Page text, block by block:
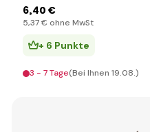
6,40 €
5,37 € ohne MwSt
+ 6 Punkte
3 - 7 Tage(Bei Ihnen 19.08.)